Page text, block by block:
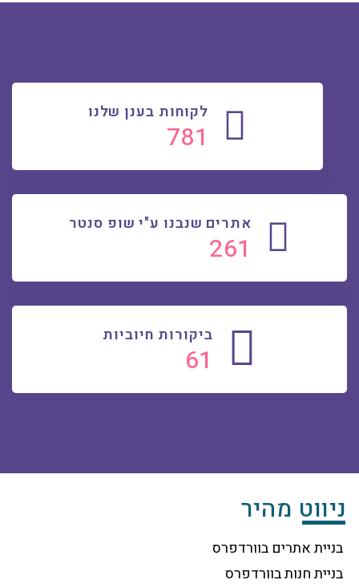
לקוחות בענן שלנו
808
אתרים שנבנו ע"י שופ סנטר
270
ביקורות חיוביות
63
ניווט מהיר
בניית אתרים בוורדפרס
בניית חנות בוורדפרס